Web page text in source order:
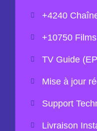
+4240
+10750
TV Guide
Mise à jour
Support
Livraison